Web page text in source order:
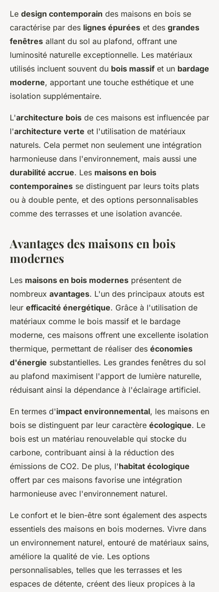
Le design contemporain des maisons en bois se
caractérise par des lignes épurées et des grandes
fenêtres allant du sol au plafond, offrant une
luminosité naturelle exceptionnelle. Les matériaux
utilisés incluent souvent du bois massif et un bardage
moderne, apportant une touche esthétique et une
isolation supplémentaire.
L'architecture bois de ces maisons est influencée par
l'architecture verte et l'utilisation de matériaux
naturels. Cela permet non seulement une intégration
harmonieuse dans l'environnement, mais aussi une
durabilité accrue. Les maisons en bois
contemporaines se distinguent par leurs toits plats
ou à double pente, et des options personnalisables
comme des terrasses et une isolation avancée.
Avantages des maisons en bois
modernes
Les maisons en bois modernes présentent de
nombreux avantages. L'un des principaux atouts est
leur efficacité énergétique. Grâce à l'utilisation de
matériaux comme le bois massif et le bardage
moderne, ces maisons offrent une excellente isolation
thermique, permettant de réaliser des économies
d'énergie substantielles. Les grandes fenêtres du sol
au plafond maximisent l'apport de lumière naturelle,
réduisant ainsi la dépendance à l'éclairage artificiel.
En termes d'impact environnemental, les maisons en
bois se distinguent par leur caractère écologique. Le
bois est un matériau renouvelable qui stocke du
carbone, contribuant ainsi à la réduction des
émissions de CO2. De plus, l'habitat écologique
offert par ces maisons favorise une intégration
harmonieuse avec l'environnement naturel.
Le confort et le bien-être sont également des aspects
essentiels des maisons en bois modernes. Vivre dans
un environnement naturel, entouré de matériaux sains,
améliore la qualité de vie. Les options
personnalisables, telles que les terrasses et les
espaces de détente, créent des lieux propices à la